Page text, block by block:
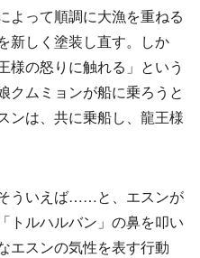
よって順調に大漁を重ねる
新しく塗装し直す。しか
様の怒りに触れる」という
クムミョンが船に乗ろうと
ンは、共に乗船し、龍王様
ういえば……と、エスンが
トルハルバン」の鼻を叩い
エスンの気性を表す行動